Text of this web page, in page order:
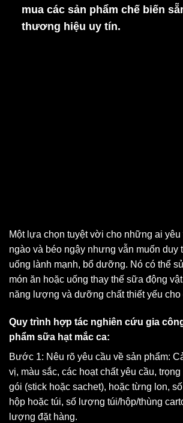
mua các sản phẩm chế biến
thương hiệu uy tín.
Một lựa chọn tuyệt vời cho những ai
ngào và béo ngậy nhưng vẫn muốn duy
uống lành mạnh, bổ dưỡng. Nó có thể
món ăn hoặc uống thay thế sữa động
năng lượng và dưỡng chất thiết yếu cho
Quy trình hợp tác nghiên cứu gia
phẩm sữa hạt mắc ca:
Bước 1: Nêu rõ yêu cầu về sản phẩm:
vị, màu sắc, các hoạt chất yêu cầu,
gói (stick hoặc sachet), hoặc từng lon,
hộp hoặc túi, số lượng túi/hộp/thùng
lượng đặt hàng.